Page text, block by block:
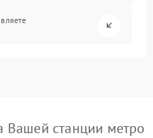
Вашей станции метро